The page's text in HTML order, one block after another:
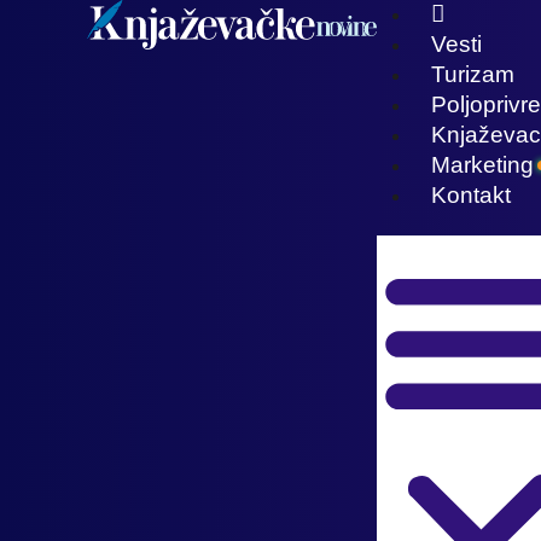
Vesti
Turizam
Knjaževac
Marketing
Kontakt